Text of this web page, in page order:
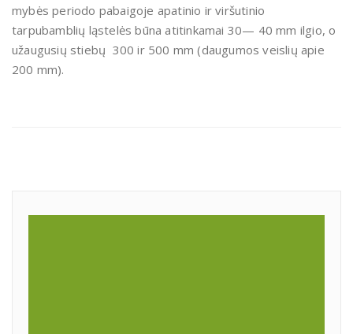
mybės periodo pabaigoje apatinio ir viršutinio
tarpubamblių ląstelės būna atitinkamai 30— 40 mm ilgio, o
užau­gusių stiebų 300 ir 500 mm (daugu­mos veislių apie
200 mm).